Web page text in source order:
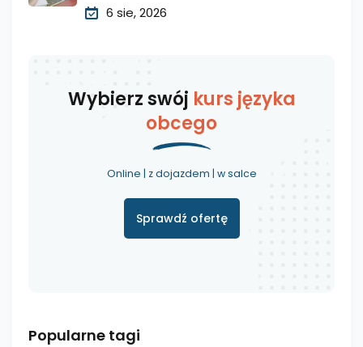
6 sie, 2026
Wybierz swój kurs języka
obcego
Online | z dojazdem | w salce
Sprawdź ofertę
Popularne tagi